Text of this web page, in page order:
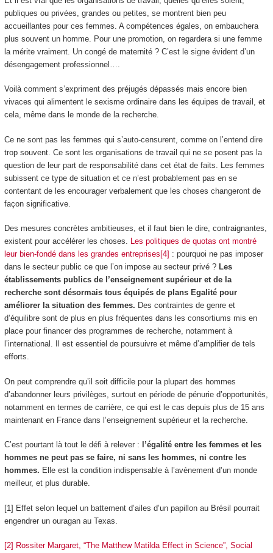
publiques ou privées, grandes ou petites, se montrent bien peu
accueillantes pour ces femmes. A compétences égales, on embauchera
plus souvent un homme. Pour une promotion, on regardera si une femme
la mérite vraiment. Un congé de maternité ? C’est le signe évident d’un
désengagement professionnel….
Voilà comment s’expriment des préjugés dépassés mais encore bien
vivaces qui alimentent le sexisme ordinaire dans les équipes de travail, et
cela, même dans le monde de la recherche.
Ce ne sont pas les femmes qui s’auto-censurent, comme on l’entend dire
trop souvent. Ce sont les organisations de travail qui ne se posent pas la
question de leur part de responsabilité dans cet état de faits. Les femmes
subissent ce type de situation et ce n’est probablement pas en se
contentant de les encourager verbalement que les choses changeront de
façon significative.
Des mesures concrètes ambitieuses, et il faut bien le dire, contraignantes,
existent pour accélérer les choses. Les politiques de quotas ont montré
leur bien-fondé dans les grandes entreprises[4] : pourquoi ne pas imposer
dans le secteur public ce que l’on impose au secteur privé ? Les
établissements publics de l’enseignement supérieur et de la
recherche sont désormais tous équipés de plans Egalité pour
améliorer la situation des femmes. Des contraintes de genre et
d’équilibre sont de plus en plus fréquentes dans les consortiums mis en
place pour financer des programmes de recherche, notamment à
l’international. Il est essentiel de poursuivre et même d’amplifier de tels
efforts.
On peut comprendre qu’il soit difficile pour la plupart des hommes
d’abandonner leurs privilèges, surtout en période de pénurie d’opportunités,
notamment en termes de carrière, ce qui est le cas depuis plus de 15 ans
maintenant en France dans l’enseignement supérieur et la recherche.
C’est pourtant là tout le défi à relever :
l’égalité entre les femmes et les
hommes ne peut pas se faire, ni sans les hommes, ni contre les
hommes. Elle est la condition indispensable à l’avènement d’un monde
meilleur, et plus durable.
[1] Effet selon lequel un battement d’ailes d’un papillon au Brésil pourrait
engendrer un ouragan au Texas.
[2] Rossiter Margaret, “The Matthew Matilda Effect in Science”, Social